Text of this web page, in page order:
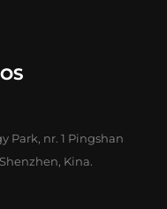
Park, nr. 1 Pingshan
Kina.